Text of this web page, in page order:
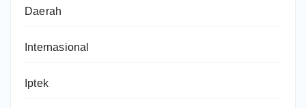
Daerah
Internasional
Iptek